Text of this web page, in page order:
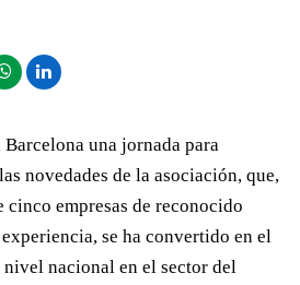
una jornada para
novedades de la asociación, que,
empresas de reconocido
se ha convertido en el
nacional en el sector del